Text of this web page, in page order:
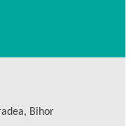
Bihor